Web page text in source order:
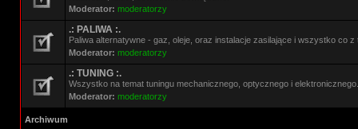
Moderator: moderatorzy
.: PALIWA :.
Paliwa alternatywne - gaz, oleje, oraz instalacje zasilające i wszystko co z
Moderator: moderatorzy
.: TUNING :.
Wszystko na temat tuningu mechanicznego, optycznego i elektronicznego.
Moderator: moderatorzy
Archiwum